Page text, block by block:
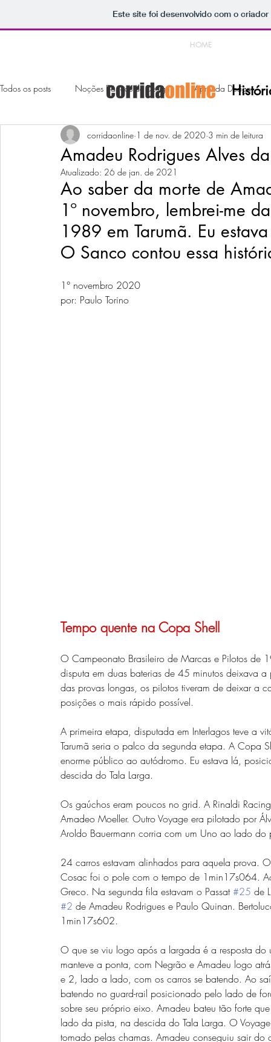
Este site foi desenvolvido com o
HOME
Todos os posts Noções Básicas de Design Aprenda Design
Amadeu Rodrigues Alves
corridaonline 1 de nov. de 2020 3 min de leitura
Atualizado: 26 de jan. de 2021
Ao saber da morte de
1º novembro, lembrei-me
1989 em Tarumã. Eu
O Sanco contou essa
1° novembro 2020
por: Paulo Torino
Tempo quente na Copa Shell
O Campeonato Brasileiro de Marcas e Pilotos
disputa em duas baterias de 45 minutos deixava
das provas longas, os pilotos tiveram de deixar a
posições o mais rápido possível.
A primeira etapa, disputada em Interlagos teve a
Tarumã seria o palco da segunda etapa. A Copa
enorme público ao autódromo. Eu estava lá,
descida do Tala Larga.
Os gaúchos eram poucos no grid. A Rinaldi
Amadeo Moeller. Outro Voyage era pilotado por
Aroldo Bauermann corria com um Uno ao lado do
24 carros estavam alinhados para aquela prova.
Cosac foi o pole com o tempo de 1min17s064.
Greco. Na segunda fila estavam o Passat #25 de
#2 de Amadeu Rodrigues e Paulo Quinan.
1min17s602.
O que se viu logo após a largada é a resposta
manteve a ponta, com Negrão e Amadeu logo
e 2, lado a lado, com os carros se batendo. Ao
batendo no guard-rail posicionado pelo lado de
sobre seu próprio eixo. Amadeu bateu tão forte
lado da pista, na descida do Tala Larga. O
tomado pelas chamas. Amadeu conseguiu sair